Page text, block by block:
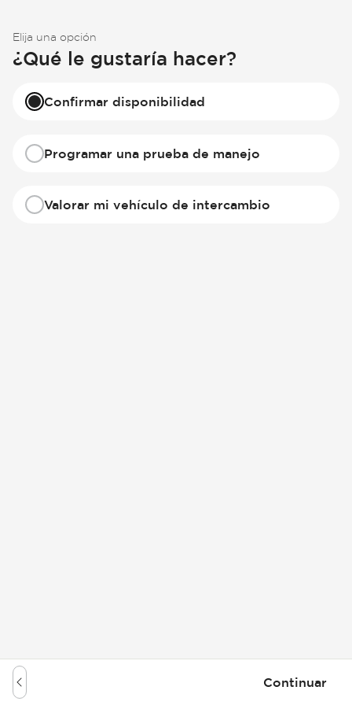
Elija una opción
¿Qué le gustaría hacer?
Confirmar disponibilidad
Programar una prueba de manejo
Valorar mi vehículo de intercambio
Continuar